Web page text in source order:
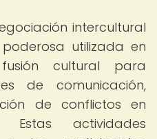
intercultural
utilizada en
cultural para
de comunicación,
de conflictos en
Estas actividades